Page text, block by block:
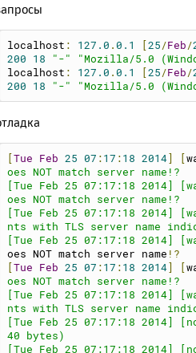
sbrowser
email=0
vdisk =W
selfhosts =
webdir="domains"
browser
= ""
sfilebrowser
dns
fzone = none
speed = 0
maxrequests
0
upurl = http : //open-server.ru/
durl
http : //open-server.ru/
folders= "public_html
[ ports ]
mysqlport = 3306
postgresqlport
= 5432
mongodbport
27017
httpport
80
httpsport = 443
httpbackport
8080
localhost : 127.0 . 0.1 25 /Feb /
200
18 "-"
"Mozilla/5.0
localhost : 127.0 . 0.1 25 /Feb /
200
18 "-" "Mozilla/5.0
Tue Feb 25 07 : 17 : 18 2014
oes NOT match server name!?
[Tue Feb 25 07:17:18 2014]
oes NOT match server name!?
[Tue Feb 25 07:17:18 2014]
nts with TLS server name
[Tue Feb 25 07:17:18 2014]
oes NOT match server name !?
Tue Feb 25 07 : 17 : 18 2014
oes NOT match server name!?
[Tue Feb 25 07:17:18 2014]
nts with TLS server name
[Tue Feb 25 07:17:18 2014]
40 bytes)
[Tue Feb 25 07:17:18 2014]